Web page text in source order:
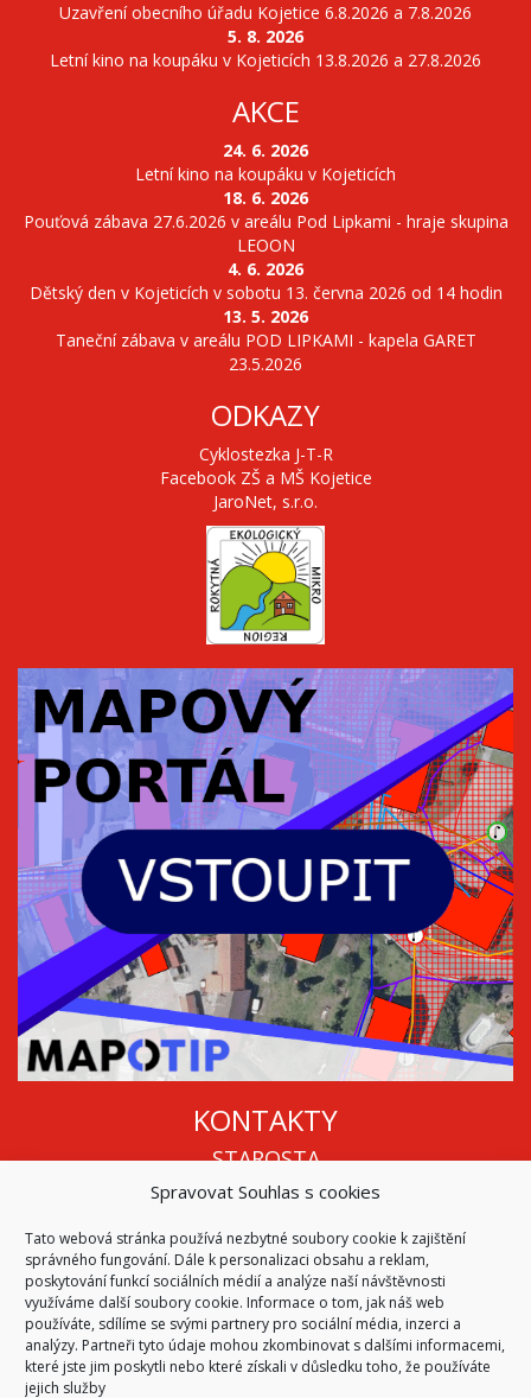
Spravovat Souhlas s cookies
Tato webová stránka používá nezbytné soubory cookie k zajištění
správného fungování. Dále k personalizaci obsahu a reklam,
poskytování funkcí sociálních médií a analýze naší návštěvnosti
využíváme další soubory cookie. Informace o tom, jak náš web
používáte, sdílíme se svými partnery pro sociální média, inzerci a
analýzy. Partneři tyto údaje mohou zkombinovat s dalšími informacemi,
které jste jim poskytli nebo které získali v důsledku toho, že používáte
jejich služby
Uzavření obecního úřadu Kojetice 6.8.2026 a 7.8.2026
5. 8. 2026
Letní kino na koupáku v Kojeticích 13.8.2026 a 27.8.2026
AKCE
24. 6. 2026
Letní kino na koupáku v Kojeticích
18. 6. 2026
Pouťová zábava 27.6.2026 v areálu Pod Lipkami - hraje skupina
LEOON
4. 6. 2026
Dětský den v Kojeticích v sobotu 13. června 2026 od 14 hodin
13. 5. 2026
Taneční zábava v areálu POD LIPKAMI - kapela GARET
23.5.2026
ODKAZY
Cyklostezka J-T-R
Facebook ZŠ a MŠ Kojetice
JaroNet, s.r.o.
KONTAKTY
STAROSTA
Mgr. Roman Vala
info@oukojetice.cz
ÚŘEDNÍ HODINY
Po, St: 15:30 - 16:30
Všechny kontakty | Kde nás najdete